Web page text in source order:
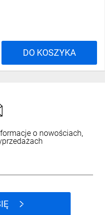
DO KOSZYKA
o nowościach,